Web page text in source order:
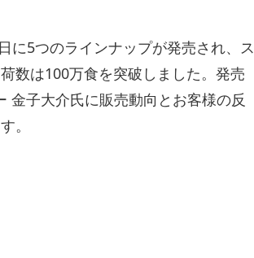
に5つのラインナップが発売され、ス
数は100万食を突破しました。発売
金子大介氏に販売動向とお客様の反
。